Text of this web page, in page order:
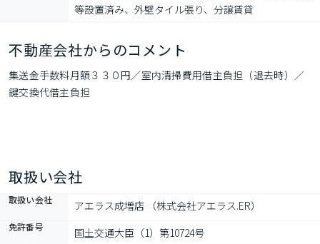
等設置済み、外壁タイル張り、分譲賃貸
不動産会社からのコメント
集送金手数料月額３３０円／室内清掃費用借主負担（退去時）／
鍵交換代借主負担
取扱い会社
取扱い会社 アエラス成増店 （株式会社アエラス.ER）
免許番号 国土交通大臣（1）第10724号